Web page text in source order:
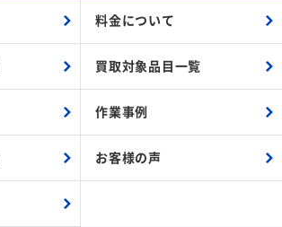
料金について
買取対象品目一覧
作業事例
お客様の声